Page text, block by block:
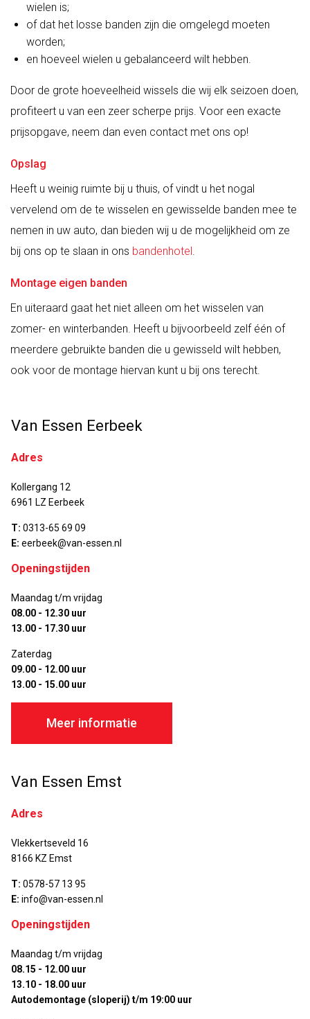
wielen is;
of dat het losse banden zijn die omgelegd moeten
worden;
en hoeveel wielen u gebalanceerd wilt hebben.
Door de grote hoeveelheid wissels die wij elk seizoen doen,
profiteert u van een zeer scherpe prijs. Voor een exacte
prijsopgave, neem dan even contact met ons op!
Opslag
Heeft u weinig ruimte bij u thuis, of vindt u het nogal
vervelend om de te wisselen en gewisselde banden mee te
nemen in uw auto, dan bieden wij u de mogelijkheid om ze
bij ons op te slaan in ons bandenhotel .
Montage eigen banden
En uiteraard gaat het niet alleen om het wisselen van
zomer- en winterbanden. Heeft u bijvoorbeeld zelf één of
meerdere gebruikte banden die u gewisseld wilt hebben,
ook voor de montage hiervan kunt u bij ons terecht.
Van Essen Eerbeek
Adres
Kollergang 12
6961 LZ Eerbeek
T: 0313-65 69 09
E: eerbeek@van-essen.nl
Openingstijden
Maandag t/m vrijdag
08.00 - 12.30 uur
13.00 - 17.30 uur
Zaterdag
09.00 - 12.00 uur
13.00 - 15.00 uur
Meer informatie
Van Essen Emst
Adres
Vlekkertseveld 16
8166 KZ Emst
T: 0578-57 13 95
E: info@van-essen.nl
Openingstijden
Maandag t/m vrijdag
08.15 - 12.00 uur
13.10 - 18.00 uur
Autodemontage (sloperij) t/m 19:00 uur